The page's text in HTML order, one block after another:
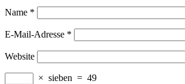
Name *
E-Mail-Adresse *
Website
× sieben = 49